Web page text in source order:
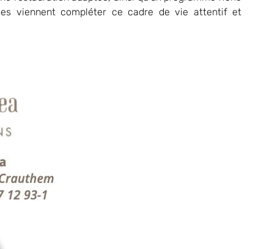
viennent compléter ce cadre de vie attentif et